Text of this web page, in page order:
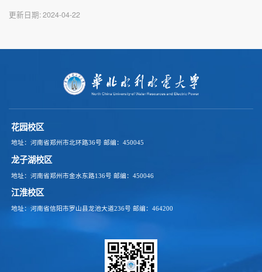
更新日期:2024-04-22
花园校区
地址：河南省郑州市北环路36号 邮编：450045
龙子湖校区
地址：河南省郑州市金水东路136号 邮编：450046
江淮校区
地址：河南省信阳市罗山县龙池大道236号 邮编：464200